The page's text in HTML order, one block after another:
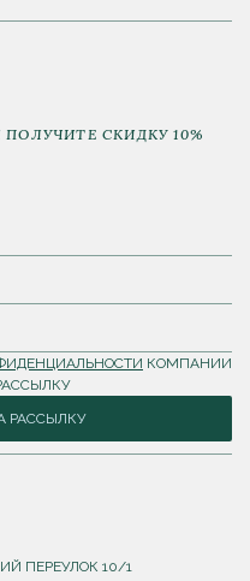
СКИДКУ 10%
КОМПАНИИ
РАССЫЛКУ
ПЕРЕУЛОК 10/1